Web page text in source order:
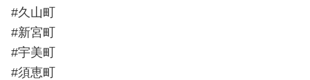
#久山町
#新宮町
#宇美町
#須恵町